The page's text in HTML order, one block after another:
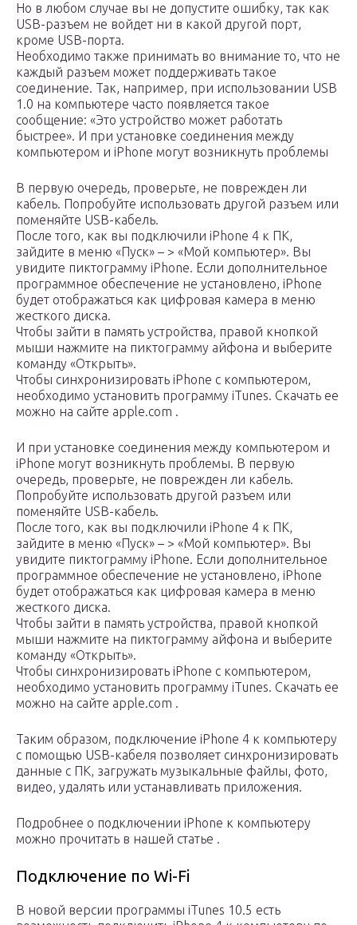
Но в любом случае вы не допустите ошибку, так как
USB-разъем не войдет ни в какой другой порт,
кроме USB-порта.
Необходимо также принимать во внимание то, что не
каждый разъем может поддерживать такое
соединение. Так, например, при использовании USB
1.0 на компьютере часто появляется такое
сообщение: «Это устройство может работать
быстрее». И при установке соединения между
компьютером и iPhone могут возникнуть проблемы
В первую очередь, проверьте, не поврежден ли
кабель. Попробуйте использовать другой разъем или
поменяйте USB-кабель.
После того, как вы подключили iPhone 4 к ПК,
зайдите в меню «Пуск» – > «Мой компьютер». Вы
увидите пиктограмму iPhone. Если дополнительное
программное обеспечение не установлено, iPhone
будет отображаться как цифровая камера в меню
жесткого диска.
Чтобы зайти в память устройства, правой кнопкой
мыши нажмите на пиктограмму айфона и выберите
команду «Открыть».
Чтобы синхронизировать iPhone с компьютером,
необходимо установить программу iTunes. Скачать ее
можно на сайте apple.com .
И при установке соединения между компьютером и
iPhone могут возникнуть проблемы. В первую
очередь, проверьте, не поврежден ли кабель.
Попробуйте использовать другой разъем или
поменяйте USB-кабель.
После того, как вы подключили iPhone 4 к ПК,
зайдите в меню «Пуск» – > «Мой компьютер». Вы
увидите пиктограмму iPhone. Если дополнительное
программное обеспечение не установлено, iPhone
будет отображаться как цифровая камера в меню
жесткого диска.
Чтобы зайти в память устройства, правой кнопкой
мыши нажмите на пиктограмму айфона и выберите
команду «Открыть».
Чтобы синхронизировать iPhone с компьютером,
необходимо установить программу iTunes. Скачать ее
можно на сайте apple.com .
Таким образом, подключение iPhone 4 к компьютеру
с помощью USB-кабеля позволяет синхронизировать
данные с ПК, загружать музыкальные файлы, фото,
видео, удалять или устанавливать приложения.
Подробнее о подключении iPhone к компьютеру
можно прочитать в нашей статье .
Подключение по Wi-Fi
В новой версии программы iTunes 10.5 есть